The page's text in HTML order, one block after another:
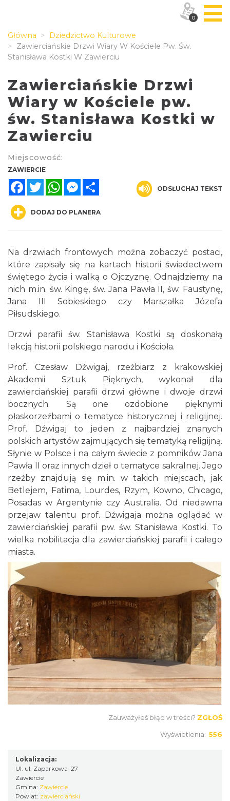
Główna
Dziedzictwo Kulturowe
Zawierciańskie Drzwi Wiary W Kościele Pw. Św.
Stanisława Kostki W Zawierciu
Zawierciańskie Drzwi
Wiary w Kościele pw.
św. Stanisława Kostki w
Zawierciu
Miejscowość:
ZAWIERCIE
FacebookTwitterWhatsAppMessenger
ODSŁUCHAJ TEKST
DODAJ DO PLANERA
Na drzwiach frontowych można zobaczyć postaci,
które zapisały się na kartach historii świadectwem
świętego życia i walką o Ojczyznę. Odnajdziemy na
nich m.in. św. Kingę, św. Jana Pawła II, św. Faustynę,
Jana III Sobieskiego czy Marszałka Józefa
Piłsudskiego.
Drzwi parafii św. Stanisława Kostki są doskonałą
lekcją historii polskiego narodu i Kościoła.
Prof. Czesław Dźwigaj, rzeźbiarz z krakowskiej
Akademii Sztuk Pięknych, wykonał dla
zawierciańskiej parafii drzwi główne i dwoje drzwi
bocznych. Są one ozdobione pięknymi
płaskorzeźbami o tematyce historycznej i religijnej.
Prof. Dźwigaj to jeden z najbardziej znanych
polskich artystów zajmujących się tematyką religijną.
Słynie w Polsce i na całym świecie z pomników Jana
Pawła II oraz innych dzieł o tematyce sakralnej. Jego
rzeźby znajdują się m.in. w takich miejscach, jak
Betlejem, Fatima, Lourdes, Rzym, Kowno, Chicago,
Posadas w Argentynie czy Australia. Od niedawna
przejaw talentu prof. Dźwigaja można oglądać w
zawierciańskiej parafii pw. św. Stanisława Kostki. To
wielka nobilitacja dla zawierciańskiej parafii i całego
miasta.
Zauważyłeś błąd w treści? ZGŁOŚ
Wyświetlenia: 556
Lokalizacja:
Ul. ul. Zaparkowa 27
Zawiercie
Gmina: Zawiercie
Powiat: zawierciański
0